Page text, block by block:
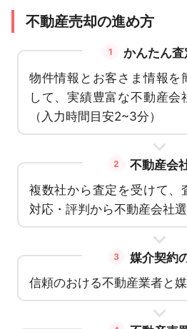
不動産売却の進め方
1
かんたん
物件情報とお客さま情報を
して、実績豊富な不動産会
（入力時間目安2~3分）
2
不動産会
複数社から査定を受けて、
対応・評判から不動産会社選
3
媒介契約
信頼のおける不動産業者と媒